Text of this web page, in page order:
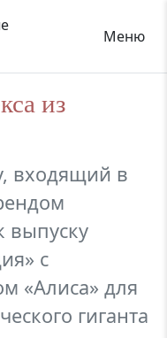
Меню
из
входящий в
выпуску
с
«Алиса» для
гиганта